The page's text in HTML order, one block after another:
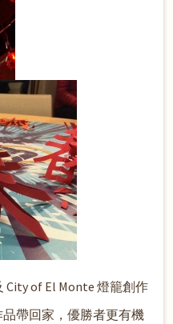
City of El Monte 燈籠創作
帶回家，優勝者更有機